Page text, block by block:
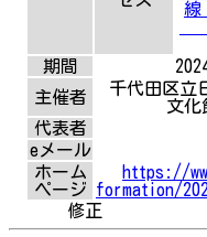
線
期間
主催者
千代田区立
文化
代表者
eメール
ホーム
ページ
https://
formation/
修正